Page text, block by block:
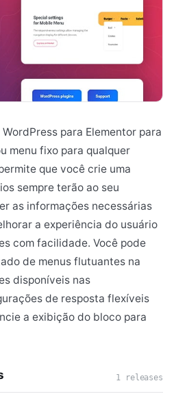
para Elementor para
menu fixo para qualquer
que você crie uma
sempre terão ao seu
as informações necessárias
a experiência do usuário
com facilidade. Você pode
de menus flutuantes na
disponíveis nas
de resposta flexíveis
a exibição do bloco para
1 releases